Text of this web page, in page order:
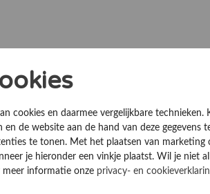
uw bedrijf
cookies en daarmee vergelijkbare
de website aan de hand van deze gegevens
te tonen. Met het plaatsen van marketing
je hieronder een vinkje plaatst. Wil je niet
meer informatie onze privacy- en